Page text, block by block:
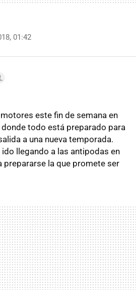
01:42
este fin de semana en
donde todo está preparado para
a una nueva temporada.
llegando a las antipodas en
prepararse la que promete ser